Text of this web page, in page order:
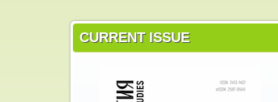
CURRENT ISSUE